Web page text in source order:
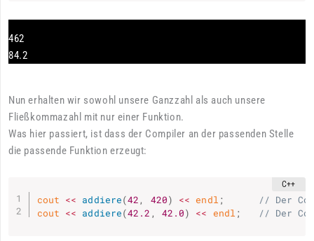
462
84.2
Nun erhalten wir sowohl unsere Ganzzahl als auch unsere
Fließkommazahl mit nur einer Funktion.
Was hier passiert, ist dass der Compiler an der passenden Stelle
die passende Funktion erzeugt:
cout << addiere(42, 420) << endl ;
// Der
cout << addiere(42.2 , 42.0) << endl ; // Der